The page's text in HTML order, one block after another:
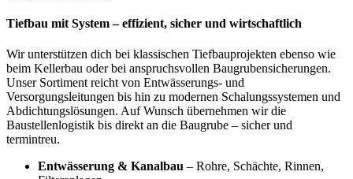
Tiefbau mit System – effizient, sicher und wirtschaftlich
Wir unterstützen dich bei klassischen Tiefbauprojekten ebenso wie
beim Kellerbau oder bei anspruchsvollen Baugrubensicherungen.
Unser Sortiment reicht von Entwässerungs- und
Versorgungsleitungen bis hin zu modernen Schalungssystemen und
Abdichtungslösungen. Auf Wunsch übernehmen wir die
Baustellenlogistik bis direkt an die Baugrube – sicher und
termintreu.
Entwässerung & Kanalbau – Rohre, Schächte, Rinnen,